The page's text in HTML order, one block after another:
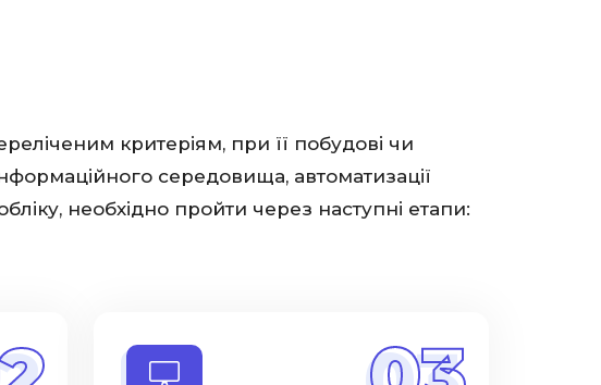
критеріям, при її побудові чи
середовища, автоматизації
необхідно пройти через наступні етапи: